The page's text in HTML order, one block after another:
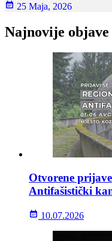
25 Maja, 2026
Najnovije objave
Otvorene
Antifašistički
10.07.2026